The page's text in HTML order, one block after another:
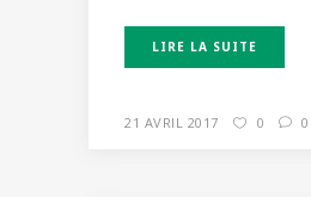
LIRE LA SUITE
21 AVRIL 2017 0 0